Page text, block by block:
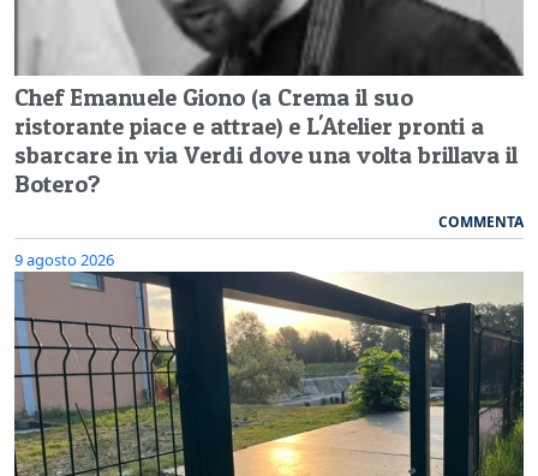
Chef Emanuele Giono (a Crema il suo
ristorante piace e attrae) e L'Atelier pronti a
sbarcare in via Verdi dove una volta brillava il
Botero?
COMMENTA
9 agosto 2026